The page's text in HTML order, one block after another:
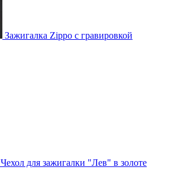
Зажигалка Zippo с гравировкой
Чехол для зажигалки "Лев" в золоте